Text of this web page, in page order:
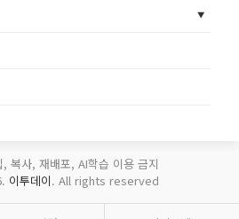
복사, 재배포, AI학습 이용 금지
이투데이. All rights reserved